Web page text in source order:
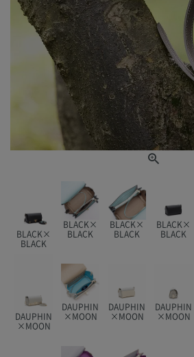
BLACK×
BLACK
BLACK×
BLACK
BLACK×
BLACK
BLACK×
BLACK
DAUPHIN
×MOON
DAUPHIN
×MOON
DAUPHIN
×MOON
DAUPHIN
×MOON